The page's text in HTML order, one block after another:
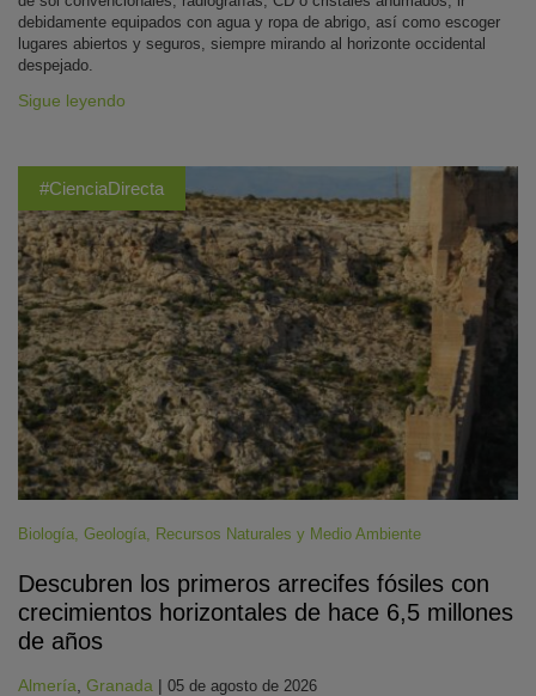
debidamente equipados con agua y ropa de abrigo, así como escoger
lugares abiertos y seguros, siempre mirando al horizonte occidental
despejado.
Sigue leyendo
#CienciaDirecta
Biología Geología Recursos Naturales y Medio Ambiente
Descubren los primeros arrecifes fósiles con
crecimientos horizontales de hace 6,5 millones
de años
Almería Granada | 05 de agosto de 2026